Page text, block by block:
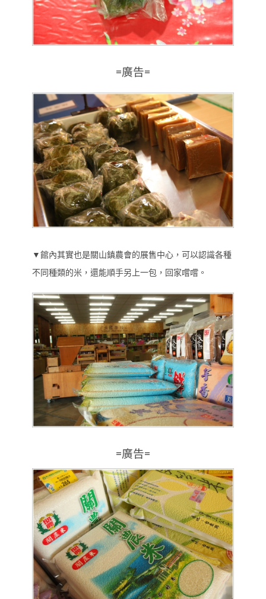
=廣告=
▼館內其實也是關山鎮農會的展售中心，可以認識各種
不同種類的米，還能順手另上一包，回家嚐嚐。
=廣告=